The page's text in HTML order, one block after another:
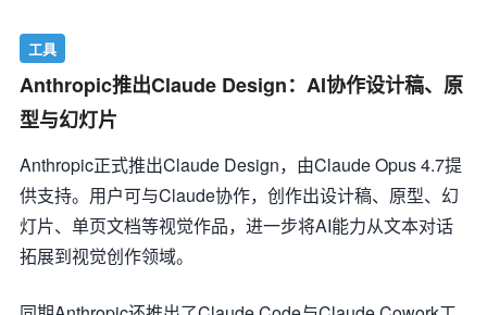
工具
Anthropic推出Claude Design：AI协作设计稿、原
型与幻灯片
Anthropic正式推出Claude Design，由Claude Opus 4.7提
供支持。用户可与Claude协作，创作出设计稿、原型、幻
灯片、单页文档等视觉作品，进一步将AI能力从文本对话
拓展到视觉创作领域。